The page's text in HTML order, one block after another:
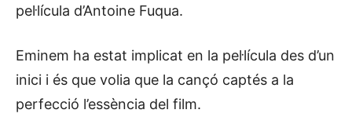
pel·lícula d’Antoine Fuqua.
Eminem ha estat implicat en la pel·lícula des d’un
inici i és que volia que la cançó captés a la
perfecció l’essència del film.